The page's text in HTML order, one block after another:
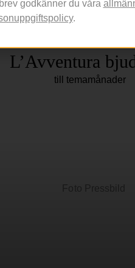
L’Avventura
till temamånader
godkänner du våra
.